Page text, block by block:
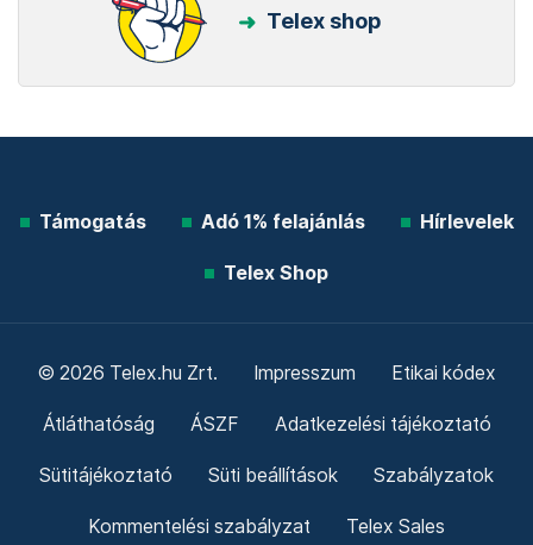
Telex shop
Támogatás Adó 1% felajánlás Hírlevelek
Telex Shop
© 2026 Telex.hu Zrt. Impresszum Etikai kódex
Átláthatóság ÁSZF Adatkezelési tájékoztató
Sütitájékoztató Süti beállítások Szabályzatok
Kommentelési szabályzat Telex Sales